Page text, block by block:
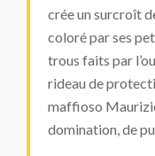
crée un surcroît
coloré par ses
trous faits par
rideau de
maffioso
domination, de